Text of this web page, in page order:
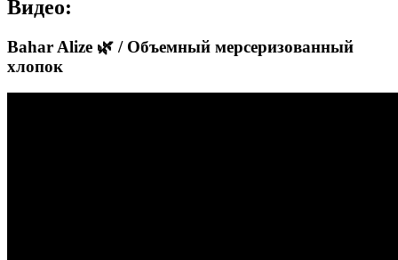
Видео:
Bahar Alize 🌿 / Объемный мерсеризованный
хлопок